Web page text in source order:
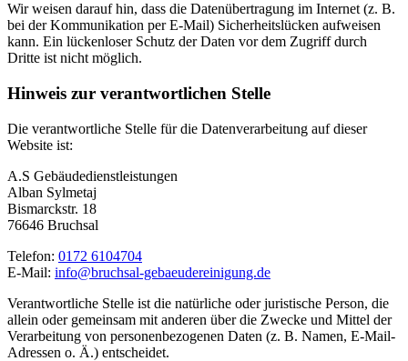
Wir weisen darauf hin, dass die Datenübertragung im Internet (z. B.
bei der Kommunikation per E-Mail) Sicherheitslücken aufweisen
kann. Ein lückenloser Schutz der Daten vor dem Zugriff durch
Dritte ist nicht möglich.
Hinweis zur verantwortlichen Stelle
Die verantwortliche Stelle für die Datenverarbeitung auf dieser
Website ist:
A.S Gebäudedienstleistungen
Alban Sylmetaj
Bismarckstr. 18
76646 Bruchsal
Telefon: 0172 6104704
E-Mail: info@bruchsal-gebaeudereinigung.de
Verantwortliche Stelle ist die natürliche oder juristische Person, die
allein oder gemeinsam mit anderen über die Zwecke und Mittel der
Verarbeitung von personenbezogenen Daten (z. B. Namen, E-Mail-
Adressen o. Ä.) entscheidet.